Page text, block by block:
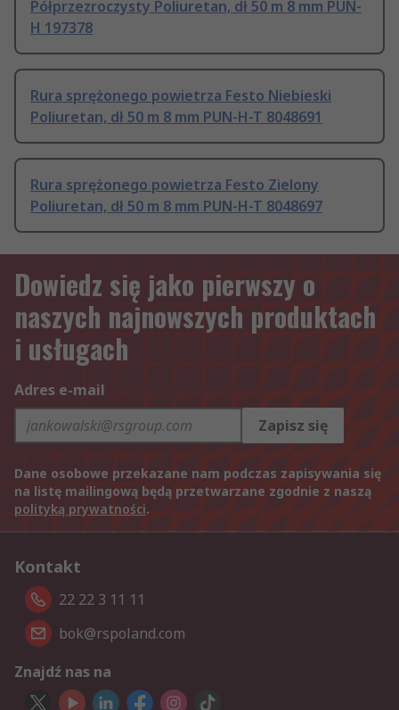
Półprzezroczysty Poliuretan, dł 50 m 8 mm PUN-
H 197378
Rura sprężonego powietrza Festo Niebieski
Poliuretan, dł 50 m 8 mm PUN-H-T 8048691
Rura sprężonego powietrza Festo Zielony
Poliuretan, dł 50 m 8 mm PUN-H-T 8048697
Dowiedz się jako pierwszy o
naszych najnowszych produktach
i usługach
Adres e-mail
Zapisz się
Dane osobowe przekazane nam podczas zapisywania się
na listę mailingową będą przetwarzane zgodnie z naszą
polityką prywatności.
Kontakt
22 22 3 11 11
bok@rspoland.com
Znajdź nas na